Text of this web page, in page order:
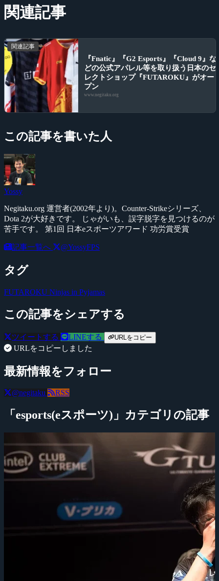
関連記事
関連記事
『Fnatic』『G2 Esports』『Cloud 9』な
どの公式アパレル等を取り扱う日本のセ
レクトショップ『FUTAROKU』がオー
プン
www.negitaku.org
この記事を書いた人
Yossy
Negitaku.org 運営者(2002年より)。Counter-Strikeシリーズ、
Dota 2が大好きです。 じゃがいも、誤字脱字を見つけるのが
苦手です。 第1回 日本eスポーツアワード 功労賞受賞
記事一覧へ @YossyFPS
タグ
FUTAROKU Ninjas in Pyjamas
この記事をシェアする
ツイートする LINEする URLをコピー
URLをコピーしました
最新情報をフォロー
@negitaku RSS
「esports(eスポーツ)」カテゴリの記事